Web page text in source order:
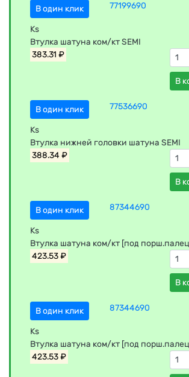
В один клик 77199690
Ks
Втулка шатуна ком/кт SEMI
383.31 ₽
В
В один клик 77536690
Ks
Втулка нижней головки шатуна SEMI
388.34 ₽
В
В один клик 87344690
Ks
Втулка шатуна ком/кт [под
423.53 ₽
В
В один клик 87344690
Ks
Втулка шатуна ком/кт [под
423.53 ₽